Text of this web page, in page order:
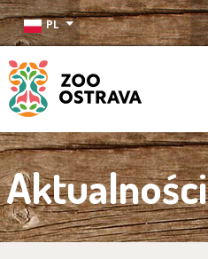
PL
ZOO Ostrava
Aktualności